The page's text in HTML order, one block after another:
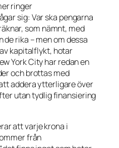
ringer
sig: Var ska pengarna
som nämnt, med
rika – men om dessa
kapitalflykt, hotar
York City har redan en
och brottas med
addera ytterligare över
utan tydlig finansiering
att varje krona i
från